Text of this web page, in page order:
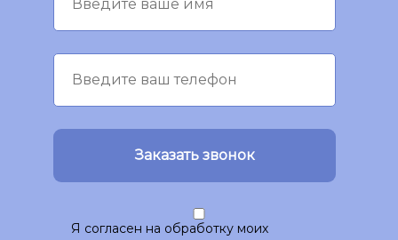
Заказать звонок
Я согласен на обработку моих